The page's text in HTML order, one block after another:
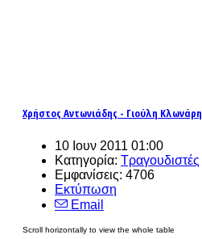
Χρήστος Αντωνιάδης - Γιούλη Κλωνάρη
10 Ιουν 2011 01:00
Κατηγορία: Τραγουδιστές
Εμφανίσεις: 4706
Εκτύπωση
Email